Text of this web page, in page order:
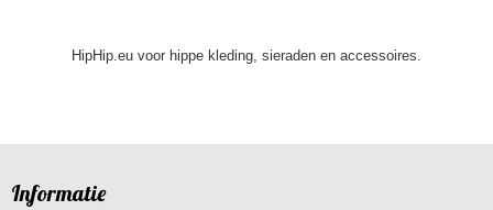
HipHip.eu voor hippe kleding, sieraden en accessoires.
Informatie